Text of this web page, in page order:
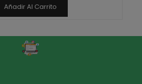
Añadir Al Carrito